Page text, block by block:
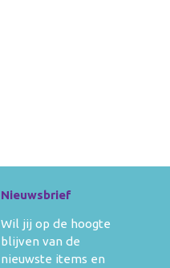
Nieuwsbrief
Wil jij op de hoogte
blijven van de
nieuwste items en